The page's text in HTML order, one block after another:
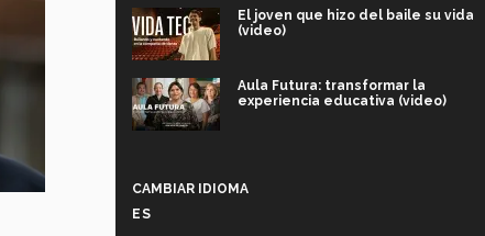
El joven que hizo del baile su vida
(video)
Aula Futura: transformar la
experiencia educativa (video)
CAMBIAR IDIOMA
ES